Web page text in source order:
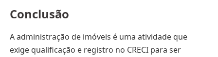
Conclusão
A administração de imóveis é uma atividade que
exige qualificação e registro no CRECI para ser